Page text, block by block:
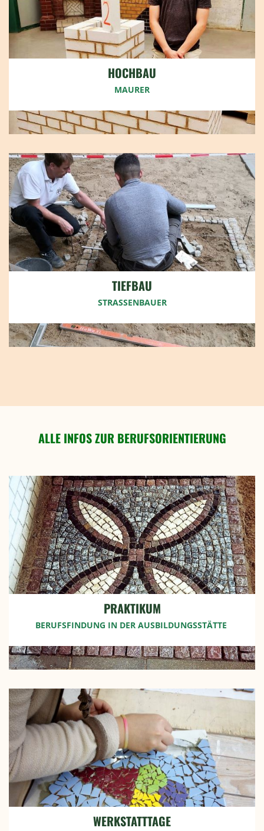
HOCHBAU
MAURER
TIEFBAU
STRASSENBAUER
ALLE INFOS ZUR BERUFSORIENTIERUNG
PRAKTIKUM
BERUFSFINDUNG IN DER AUSBILDUNGSSTÄTTE
WERKSTATTTAGE